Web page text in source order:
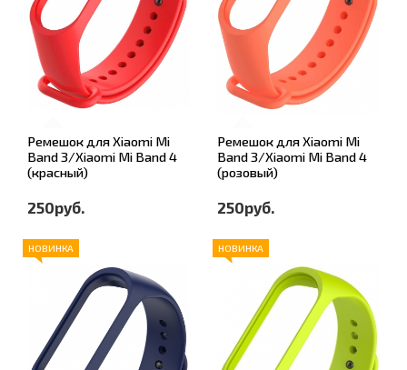
Ремешок для Xiaomi Mi
Band 3/Xiaomi Mi Band 4
(красный)
250руб.
Ремешок для Xiaomi Mi
Band 3/Xiaomi Mi Band 4
(розовый)
250руб.
НОВИНКА НОВИНКА